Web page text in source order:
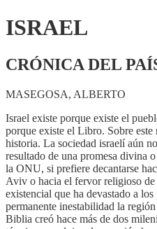
ISRAEL
CRÓNICA DEL
MASEGOSA, ALBERTO
Israel existe porque existe el
porque existe el Libro. Sobre este
historia. La sociedad israelí aún
resultado de una promesa divina
la ONU, si prefiere decantarse
Aviv o hacia el fervor religioso
existencial que ha devastado a
permanente inestabilidad la
Biblia creó hace más de dos